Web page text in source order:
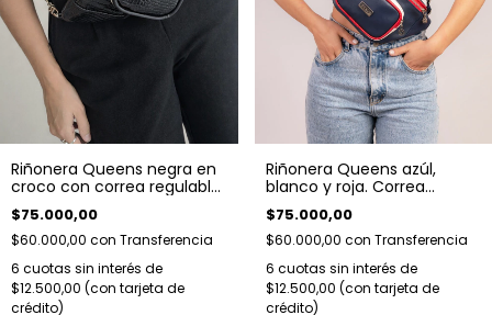
Riñonera Queens negra en
croco con correa regulable
con hebilla
$75.000,00
$60.000,00 con Transferencia
6 cuotas sin interés de
$12.500,00
Riñonera Queens azúl,
blanco y roja. Correa
regulable.
$75.000,00
$60.000,00 con Transferencia
6 cuotas sin interés de
$12.500,00